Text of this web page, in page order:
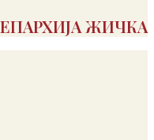
ЖИЧКА